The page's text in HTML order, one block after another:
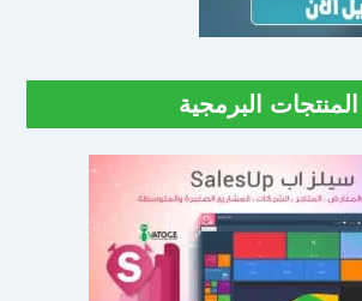
المنتجات البرمجية